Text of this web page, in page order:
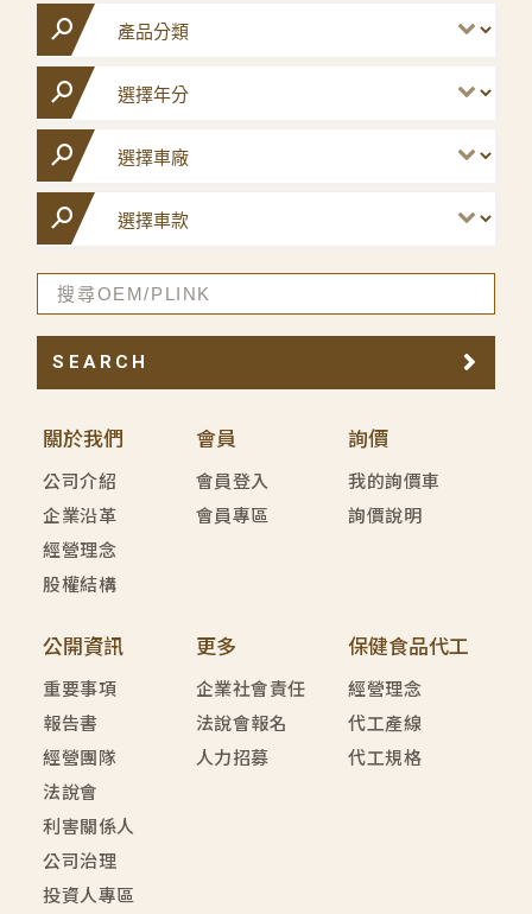
關於我們
公司介紹
企業沿革
經營理念
股權結構
會員
會員登入
會員專區
詢價
我的詢價車
詢價說明
公開資訊
重要事項
報告書
經營團隊
法說會
利害關係人
公司治理
投資人專區
更多
企業社會責任
法說會報名
人力招募
保健食品代工
經營理念
代工產線
代工規格
SEARCH